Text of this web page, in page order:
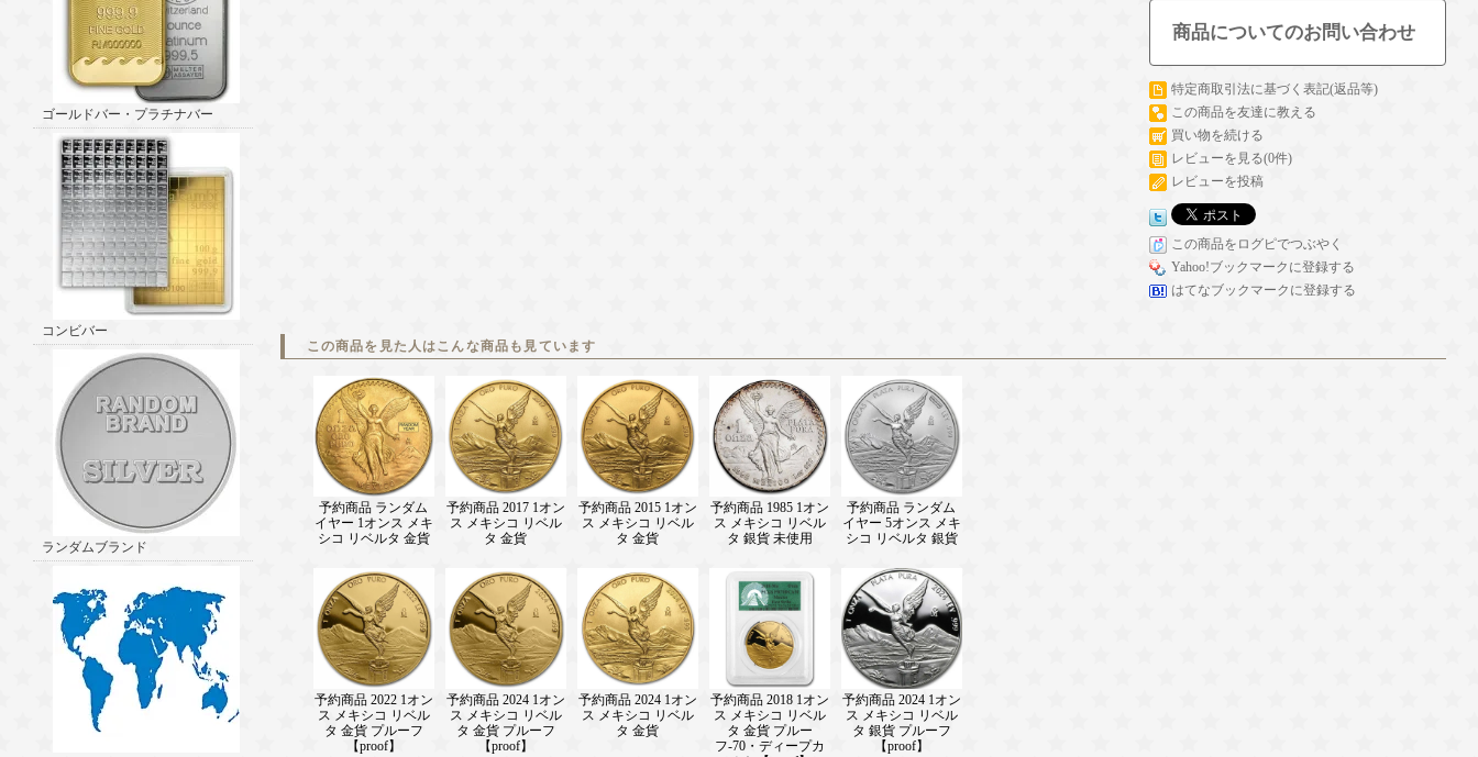
ゴールドバー・プラチナバー
コンビバー
ランダムブランド
商品についてのお問い合わせ
特定商取引法に基づく表記(返品等)
この商品を友達に教える
買い物を続ける
レビューを見る(0件)
レビューを投稿
この商品をログピでつぶやく
Yahoo!ブックマークに登録する
はてなブックマークに登録する
この商品を見た人はこんな商品も見ています
予約商品 ランダム
イヤー 1オンス メキ
シコ リベルタ 金貨
予約商品 2017 1オン
ス メキシコ リベル
タ 金貨
予約商品 2015 1オン
ス メキシコ リベル
タ 金貨
予約商品 1985 1オン
ス メキシコ リベル
タ 銀貨 未使用
予約商品 ランダム
イヤー 5オンス メキ
シコ リベルタ 銀貨
予約商品 2022 1オン
ス メキシコ リベル
タ 金貨 プルーフ
【proof】
予約商品 2024 1オン
ス メキシコ リベル
タ 金貨 プルーフ
【proof】
予約商品 2024 1オン
ス メキシコ リベル
タ 金貨
予約商品 2018 1オン
ス メキシコ リベル
タ 金貨 プルー
フ-70・ディープカ
予約商品 2024 1オン
ス メキシコ リベル
タ 銀貨 プルーフ
【proof】